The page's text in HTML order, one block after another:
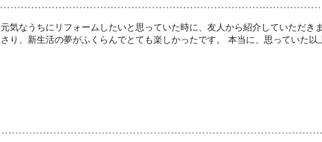
元気なうちにリフォームしたいと思っていた時に、友人から紹介していただき
さり、新生活の夢がふくらんでとても楽しかったです。 本当に、思っていた以